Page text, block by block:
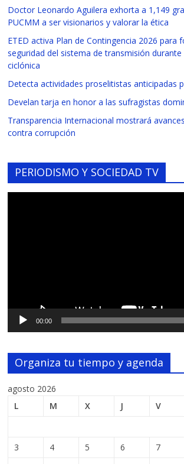
Doctor Leonardo Aguilera exhorta a 1,149
PUCMM a ser visionarios y valorar la ética
ETED activa Plan de Contingencia 2026 para
seguridad del sistema de transmisión
ciclónica
Detecta actividades proselitistas anticipadas
Develan tarja en honor a las sufragistas
Transparencia Internacional mostrará
contra corrupción
PERIODISMO Y SOCIEDAD TV
00:00
Organiza tu tiempo y agenda
agosto 2026
L
M X J V
3
4 5 6 7